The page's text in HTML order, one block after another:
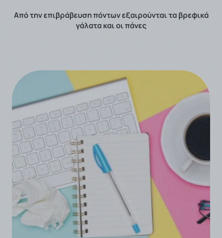
Από την επιβράβευση πόντων εξαιρούνται τα βρεφικά
γάλατα και οι πάνες